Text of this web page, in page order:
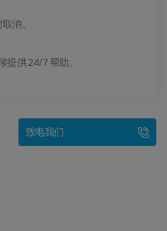
消。
供 24/7 帮助。
致电我们